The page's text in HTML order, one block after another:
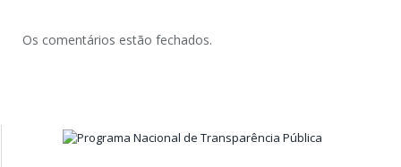
Os comentários estão fechados.